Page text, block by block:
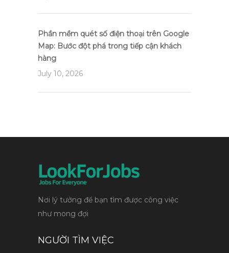
Phần mềm quét số điện thoại trên Google
Map: Bước đột phá trong tiếp cận khách
hàng
July 10, 2026
Nơi lý tưởng để bạn tìm được công việc
như mong đợi
NGƯỜI TÌM VIỆC